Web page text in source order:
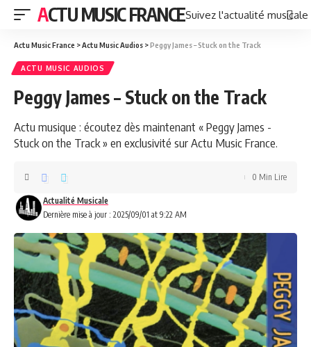
ACTU MUSIC FRANCESuivez l'actualité
Actu Music France >Actu Music Audios >Peggy James – Stuck on the Track
ACTU MUSIC AUDIOS
Peggy James – Stuck on the Track
Actu musique : écoutez dès maintenant « Peggy James -
Stuck on the Track » en exclusivité sur Actu Music France.
Dernière mise à jour : 2025/09/01 at 9:22 AM
Actualité Musicale
0 Min Lire